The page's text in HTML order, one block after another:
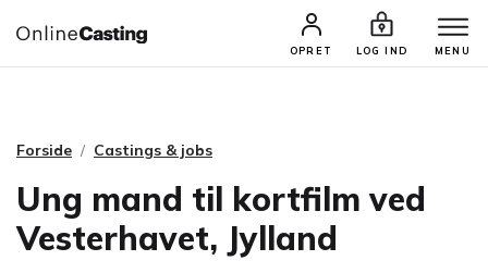
OPRET LOG IND MENU
CASTINGS & JOBS SØG PROFIL
Forside Castings & jobs
Ung mand til kortfilm ved
Vesterhavet, Jylland